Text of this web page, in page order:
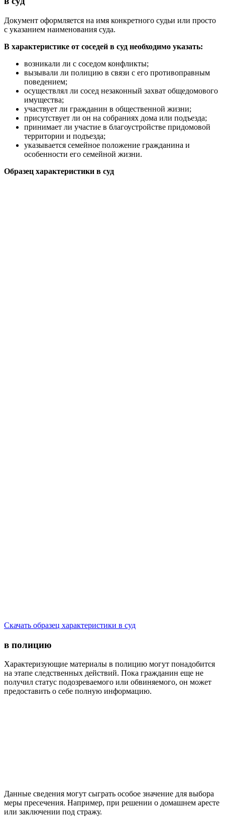
Документ оформляется на имя конкретного судьи или просто
с указанием наименования суда.
В характеристике от соседей в суд необходимо указать:
возникали ли с соседом конфликты;
вызывали ли полицию в связи с его противоправным
поведением;
осуществлял ли сосед незаконный захват общедомового
имущества;
участвует ли гражданин в общественной жизни;
присутствует ли он на собраниях дома или подъезда;
принимает ли участие в благоустройстве придомовой
территории и подъезда;
указывается семейное положение гражданина и
особенности его семейной жизни.
Образец характеристики в суд
Скачать образец характеристики в суд
в полицию
Характеризующие материалы в полицию могут понадобится
на этапе следственных действий. Пока гражданин еще не
получил статус подозреваемого или обвиняемого, он может
предоставить о себе полную информацию.
Данные сведения могут сыграть особое значение для выбора
меры пресечения. Например, при решении о домашнем аресте
или заключении под стражу.